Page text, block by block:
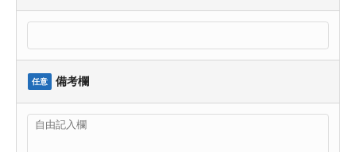
任意 備考欄